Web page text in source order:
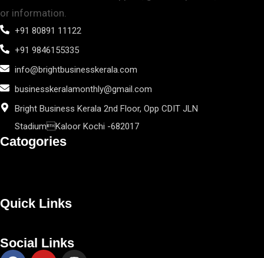
or information.
+91 80891 11122
+91 9846155335
info@brightbusinesskerala.com
businesskeralamonthly@gmail.com
Bright Business Kerala 2nd Floor, Opp CDIT JLN
StadiumKaloor Kochi -682017
Catogories
Quick Links
Social Links